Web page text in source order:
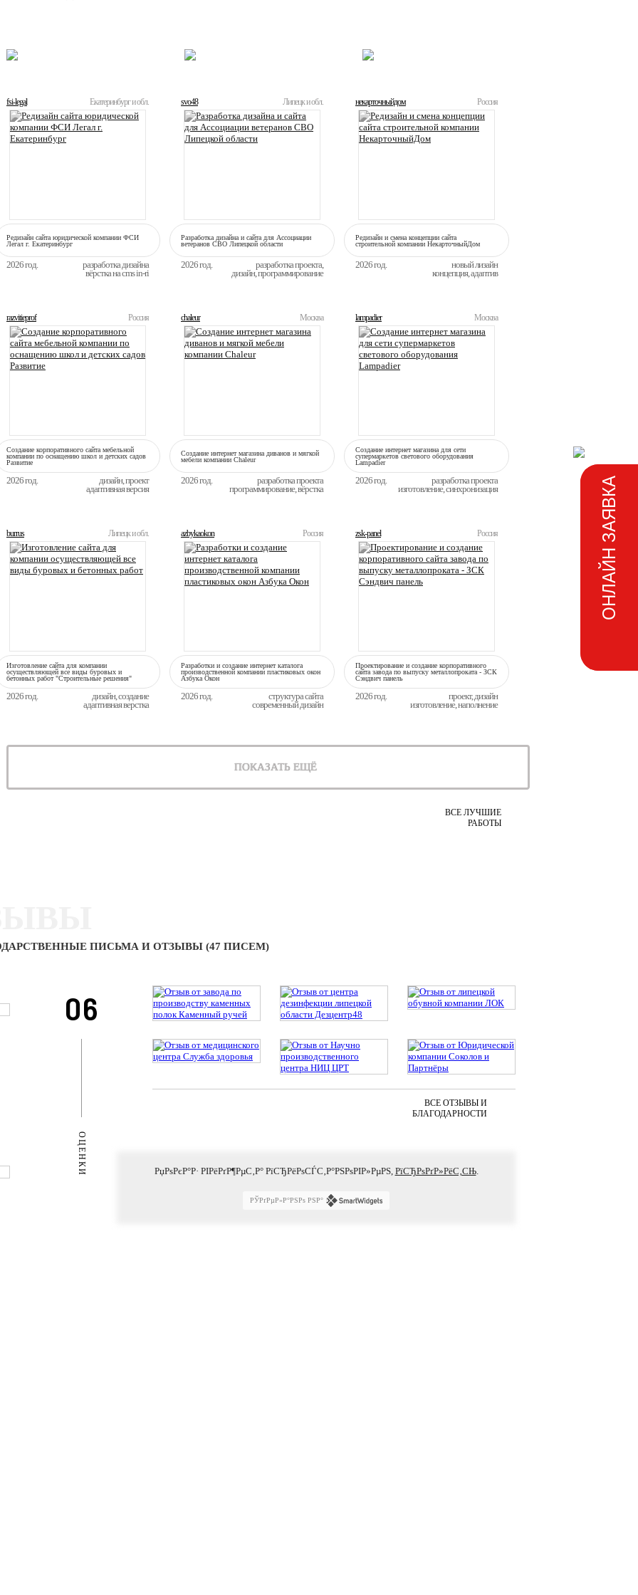
ОНЛАЙН ЗАЯВКА
fsi-legal Екатеринбург и обл.
Редизайн сайта юридической компании ФСИ
Легал г. Екатеринбург
2026 год.
разработка дизайна
вёрстка на cms in-ri
svo48 Липецк и обл.
Разработка дизайна и сайта для Ассоциации
ветеранов СВО Липецкой области
2026 год.
разработка проекта,
дизайн, программирование
некарточныйдом Россия
Редизайн и смена концепции сайта
строительной компании НекарточныйДом
2026 год.
новый лизайн
концепция, адаптив
razvitieprof Россия
Создание корпоративного сайта мебельной
компании по оснащению школ и детских садов
Развитие
2026 год.
дизайн, проект
адаптивная версия
chaleur Москва
Создание интернет магазина диванов и мягкой
мебели компании Сhaleur
2026 год.
разработка проекта
программирование, вёрстка
lampadier Москва
Создание интернет магазина для сети
супермаркетов светового оборудования
Lampadier
2026 год.
разработка проекта
изготовление, синхронизация
burrus Липецк и обл.
Изготовление сайта для компании
осуществляющей все виды буровых и
бетонных работ "Строительные решения"
2026 год.
дизайн, создание
адаптивная верстка
azbykaokon Россия
Разработки и создание интернет каталога
производственной компании пластиковых окон
Азбука Окон
2026 год.
структура сайта
современный дизайн
zsk-panel Россия
Проектирование и создание корпоративного
сайта завода по выпуску металлопроката - ЗСК
Сэндвич панель
2026 год.
проект, дизайн
изготовление, наполнение
ПОКАЗАТЬ ЕЩЁ
ВСЕ ЛУЧШИЕ
РАБОТЫ
ПИСЬМА И ОТЗЫВЫ (47 ПИСЕМ)
06
ОЦЕНКИ
ВСЕ ОТЗЫВЫ И
БЛАГОДАРНОСТИ
РџРѕРєР°Р· РІРёРґР¶РµС‚Р° РїСЂРёРѕСЃС‚Р°РЅРѕРІР»РµРЅ, РїСЂРѕРґР»РёС‚СЊ.
РЎРґРµР»Р°РЅРѕ РЅР°